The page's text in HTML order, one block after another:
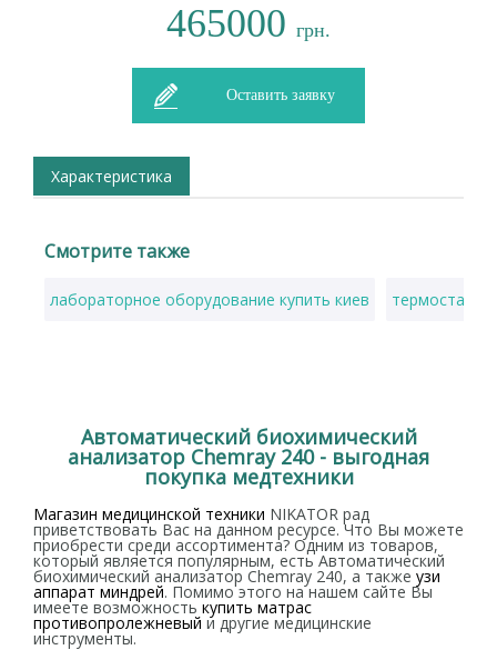
465000 грн.
Оставить заявку
Характеристика
Смотрите также
лабораторное оборудование купить киев термостат
Автоматический биохимический
анализатор Chemray 240 - выгодная
покупка медтехники
Магазин медицинской техники NIKATOR рад
приветствовать Вас на данном ресурсе. Что Вы можете
приобрести среди ассортимента? Одним из товаров,
который является популярным, есть Автоматический
биохимический анализатор Chemray 240, а также узи
аппарат миндрей. Помимо этого на нашем сайте Вы
имеете возможность купить матрас
противопролежневый и другие медицинские
инструменты.